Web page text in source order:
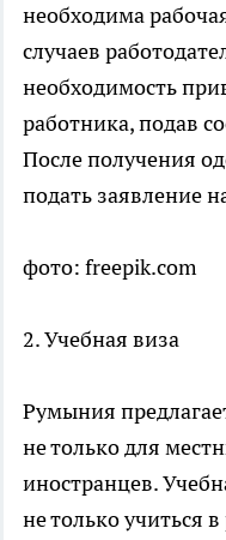
необходима
случаев
необходимость
работника, подав
После получения
подать заявление
фото: freepik.com
2. Учебная виза
Румыния
не только для
иностранцев.
не только учиться